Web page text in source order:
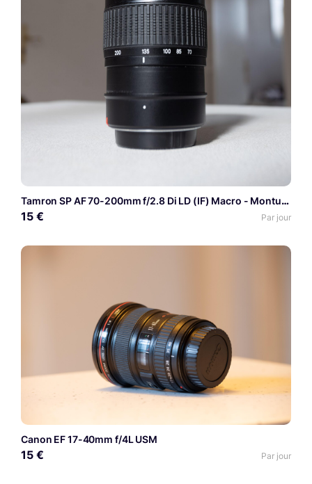
Tamron SP AF 70-200mm f/2.8 Di LD (IF) Macro - Monture Canon EF
15 € Par jour
Canon EF 17-40mm f/4L USM
15 € Par jour